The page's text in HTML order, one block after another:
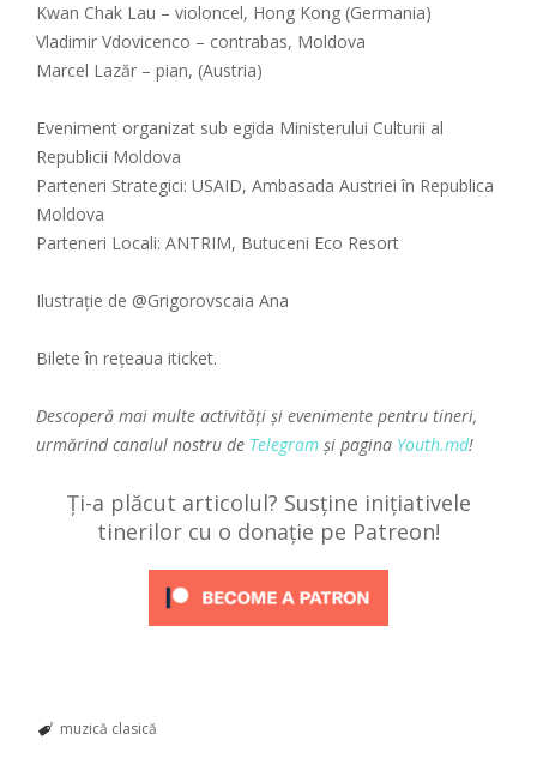
Kwan Chak Lau – violoncel, Hong Kong (Germania)
Vladimir Vdovicenco – contrabas, Moldova
Marcel Lazăr – pian, (Austria)
Eveniment organizat sub egida Ministerului Culturii al
Republicii Moldova
Parteneri Strategici: USAID, Ambasada Austriei în Republica
Moldova
Parteneri Locali: ANTRIM, Butuceni Eco Resort
Ilustrație de @Grigorovscaia Ana
Bilete în rețeaua iticket.
Descoperă mai multe activități și evenimente pentru tineri,
urmărind canalul nostru de Telegram și pagina Youth.md!
Ți-a plăcut articolul? Susține inițiativele
tinerilor cu o donație pe Patreon!
muzică clasică